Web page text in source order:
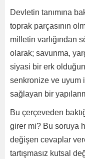
Devletin tanımına
toprak parçasının
milletin varlığından
olarak; savunma,
siyasi bir erk
senkronize ve uyum
sağlayan bir
Bu çerçeveden
girer mi? Bu soruya
değişen cevaplar
tartışmasız kutsal